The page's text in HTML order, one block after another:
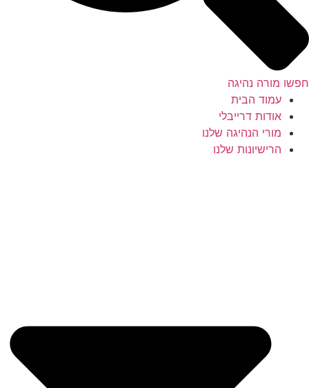
מורה נהיגה
עמוד הבית
אודות דרייבלי
מורי הנהיגה שלנו
הרישיונות שלנו